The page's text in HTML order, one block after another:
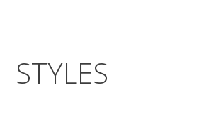
STYLES